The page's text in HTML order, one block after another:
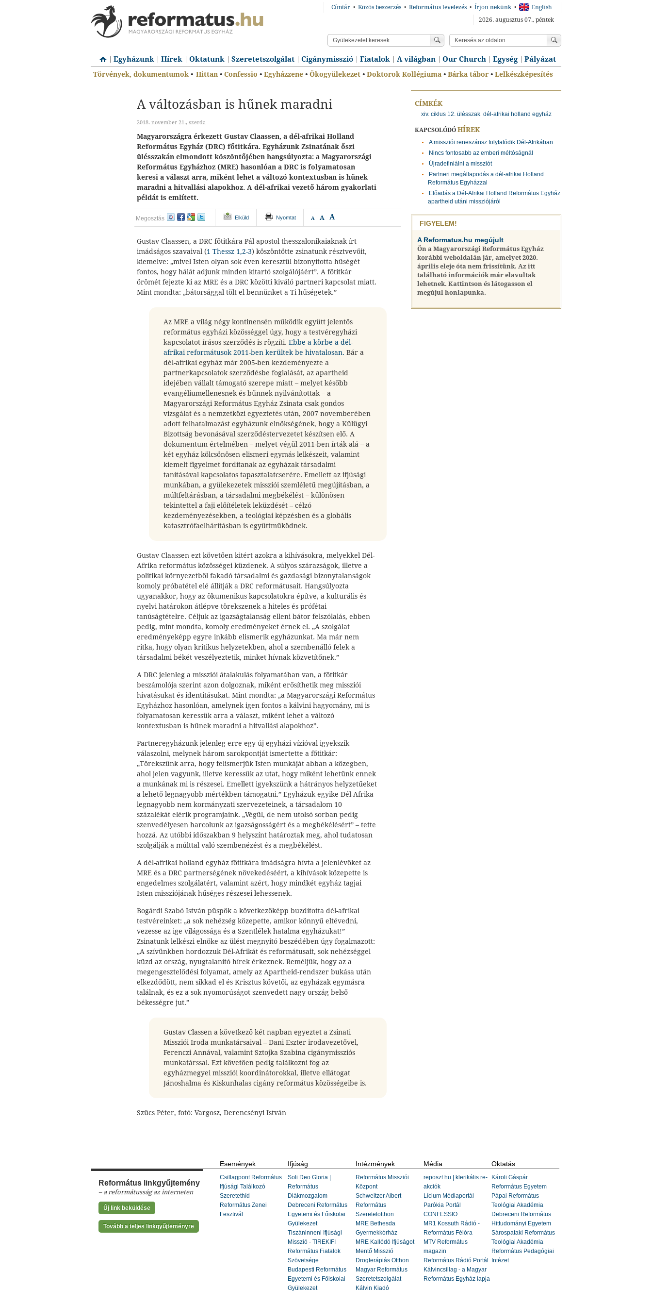
Címtár • Közös beszerzés • Református levelezés • Írjon nekünk •
English
2026. augusztus 07., péntek
Egyházunk Hírek Oktatunk Szeretetszolgálat Cigánymisszió Fiatalok A világban Our Church Egység Pályázat
Törvények, dokumentumok • Hittan • Confessio • Egyházzene • Ökogyülekezet • Doktorok Kollégiuma • Bárka tábor • Lelkészképesítés
A változásban is hűnek maradni
2018. november 21., szerda
Magyarországra érkezett Gustav Claassen, a dél-afrikai Holland
Református Egyház (DRC) főtitkára. Egyházunk Zsinatának őszi
ülésszakán elmondott köszöntőjében hangsúlyozta: a Magyarországi
Református Egyházhoz (MRE) hasonlóan a DRC is folyamatosan
keresi a választ arra, miként lehet a változó kontextusban is hűnek
maradni a hitvallási alapokhoz. A dél-afrikai vezető három gyakorlati
példát is említett.
Megosztás Elküld Nyomtat A A A
Gustav Claassen, a DRC főtitkára Pál apostol thesszalonikaiaknak írt
imádságos szavaival (1 Thessz 1,2-3) köszöntötte zsinatunk résztvevőit,
kiemelve: „mivel Isten olyan sok éven keresztül bizonyította hűségét
fontos, hogy hálát adjunk minden kitartó szolgálójáért”. A főtitkár
örömét fejezte ki az MRE és a DRC közötti kiváló partneri kapcsolat miatt.
Mint mondta: „bátorsággal tölt el bennünket a Ti hűségetek.”
Az MRE a világ négy kontinensén működik együtt jelentős
református egyházi közösséggel úgy, hogy a testvéregyházi
kapcsolatot írásos szerződés is rögzíti. Ebbe a körbe a dél-
afrikai reformátusok 2011-ben kerültek be hivatalosan. Bár a
dél-afrikai egyház már 2005-ben kezdeményezte a
partnerkapcsolatok szerződésbe foglalását, az apartheid
idejében vállalt támogató szerepe miatt – melyet később
evangéliumellenesnek és bűnnek nyilvánítottak – a
Magyarországi Református Egyház Zsinata csak gondos
vizsgálat és a nemzetközi egyeztetés után, 2007 novemberében
adott felhatalmazást egyházunk elnökségének, hogy a Külügyi
Bizottság bevonásával szerződéstervezetet készítsen elő. A
dokumentum értelmében – melyet végül 2011-ben írták alá – a
két egyház kölcsönösen elismeri egymás lelkészeit, valamint
kiemelt figyelmet fordítanak az egyházak társadalmi
tanításával kapcsolatos tapasztalatcserére. Emellett az ifjúsági
munkában, a gyülekezetek missziói szemléletű megújításban, a
múltfeltárásban, a társadalmi megbékélést – különösen
tekintettel a faji előítéletek leküzdését – célzó
kezdeményezésekben, a teológiai képzésben és a globális
katasztrófaelhárításban is együttműködnek.
Gustav Claassen ezt követően kitért azokra a kihívásokra, melyekkel Dél-
Afrika református közösségei küzdenek. A súlyos szárazságok, illetve a
politikai környezetből fakadó társadalmi és gazdasági bizonytalanságok
komoly próbatétel elé állítják a DRC reformátusait. Hangsúlyozta
ugyanakkor, hogy az ökumenikus kapcsolatokra építve, a kulturális és
nyelvi határokon átlépve törekszenek a hiteles és prófétai
tanúságtételre. Céljuk az igazságtalanság elleni bátor felszólalás, ebben
pedig, mint mondta, komoly eredményeket érnek el. „A szolgálat
eredményeképp egyre inkább elismerik egyházunkat. Ma már nem
ritka, hogy olyan kritikus helyzetekben, ahol a szembenálló felek a
társadalmi békét veszélyeztetik, minket hívnak közvetítőnek.”
A DRC jelenleg a missziói átalakulás folyamatában van, a főtitkár
beszámolója szerint azon dolgoznak, miként erősíthetik meg missziói
hivatásukat és identitásukat. Mint mondta: „a Magyarországi Református
Egyházhoz hasonlóan, amelynek igen fontos a kálvini hagyomány, mi is
folyamatosan keressük arra a választ, miként lehet a változó
kontextusban is hűnek maradni a hitvallási alapokhoz”.
Partneregyházunk jelenleg erre egy új egyházi vízióval igyekszik
válaszolni, melynek három sarokpontját ismertette a főtitkár:
„Törekszünk arra, hogy felismerjük Isten munkáját abban a közegben,
ahol jelen vagyunk, illetve keressük az utat, hogy miként lehetünk ennek
a munkának mi is részesei. Emellett igyekszünk a hátrányos helyzetűeket
a lehető legnagyobb mértékben támogatni.” Egyházuk egyike Dél-Afrika
legnagyobb nem kormányzati szervezeteinek, a társadalom 10
százalékát elérik programjaink. „Végül, de nem utolsó sorban pedig
szenvedélyesen harcolunk az igazságosságért és a megbékélésért” – tette
hozzá. Az utóbbi időszakban 9 helyszínt határoztak meg, ahol tudatosan
szolgálják a múlttal való szembenézést és a megbékélést.
A dél-afrikai holland egyház főtitkára imádságra hívta a jelenlévőket az
MRE és a DRC partnerségének növekedéséért, a kihívások közepette is
engedelmes szolgálatért, valamint azért, hogy mindkét egyház tagjai
Isten missziójának hűséges részesei lehessenek.
Bogárdi Szabó István püspök a következőképp buzdította dél-afrikai
testvéreinket: „a sok nehézség közepette, amikor könnyű eltévedni,
vezesse az ige világossága és a Szentlélek hatalma egyházukat!”
Zsinatunk lelkészi elnöke az ülést megnyitó beszédében úgy fogalmazott:
„A szívünkben hordozzuk Dél-Afrikát és reformátusait, sok nehézséggel
küzd az ország, nyugtalanító hírek érkeznek. Reméljük, hogy az a
megengesztelődési folyamat, amely az Apartheid-rendszer bukása után
elkezdődött, nem sikkad el és Krisztus követői, az egyházak egymásra
találnak, és ez a sok nyomorúságot szenvedett nagy ország belső
békességre jut.”
Gustav Classen a következő két napban egyeztet a Zsinati
Missziói Iroda munkatársaival – Dani Eszter irodavezetővel,
Ferenczi Annával, valamint Sztojka Szabina cigánymissziós
munkatárssal. Ezt követően pedig találkozni fog az
egyházmegyei missziói koordinátorokkal, illetve ellátogat
Jánoshalma és Kiskunhalas cigány református közösségeibe is.
Szűcs Péter, fotó: Vargosz, Derencsényi István
CÍMKÉK
xiv. ciklus 12. ülésszak, dél-afrikai holland egyház
KAPCSOLÓDÓ HÍREK
A missziói reneszánsz folytatódik Dél-Afrikában
Nincs fontosabb az emberi méltóságnál
Újradefiniálni a missziót
Partneri megállapodás a dél-afrikai Holland
Református Egyházzal
Előadás a Dél-Afrikai Holland Református Egyház
apartheid utáni missziójáról
FIGYELEM!
A Reformatus.hu megújult
Ön a Magyarországi Református Egyház
korábbi weboldalán jár, amelyet 2020.
április eleje óta nem frissítünk. Az itt
található információk már elavultak
lehetnek. Kattintson és látogasson el
megújul honlapunka.
Református linkgyűjtemény
– a reformátusság az interneten
Új link beküldése
Tovább a teljes linkgyűjteményre
Események
Csillagpont Református
Ifjúsági Találkozó
Szeretethíd
Református Zenei
Fesztivál
Ifjúság
Soli Deo Gloria |
Református
Diákmozgalom
Debreceni Református
Egyetemi és Főiskolai
Gyülekezet
Tiszáninneni Ifjúsági
Misszió - TIREKIFI
Református Fiatalok
Szövetsége
Budapesti Református
Egyetemi és Főiskolai
Gyülekezet
Intézmények
Református Missziói
Központ
Schweitzer Albert
Református
Szeretetotthon
MRE Bethesda
Gyermekkórház
MRE Kallódó Ifjúságot
Mentő Misszió
Drogterápiás Otthon
Magyar Református
Szeretetszolgálat
Kálvin Kiadó
Média
reposzt.hu | klerikális re-
akciók
Lícium Médiaportál
Parókia Portál
CONFESSIO
MR1 Kossuth Rádió -
Református Félóra
MTV Református
magazin
Református Rádió Portál
Kálvincsillag - a Magyar
Református Egyház lapja
Oktatás
Károli Gáspár
Református Egyetem
Pápai Református
Teológiai Akadémia
Debreceni Református
Hittudományi Egyetem
Sárospataki Református
Teológiai Akadémia
Református Pedagógiai
Intézet